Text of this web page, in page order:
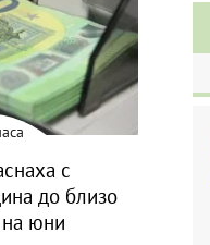
с
до близо
юни